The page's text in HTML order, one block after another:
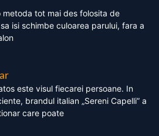
metoda tot mai des folosita de
isi schimbe culoarea parului, fara a
este visul fiecarei persoane. In
brandul italian „Sereni Capelli” a
care poate